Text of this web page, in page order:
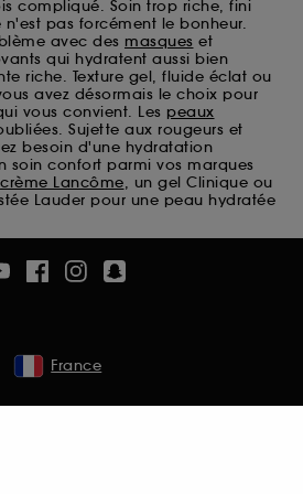
compliqué. Soin trop riche, fini
pas forcément le bonheur.
avec des masques et
qui hydratent aussi bien
riche. Texture gel, fluide éclat ou
avez désormais le choix pour
vous convient. Les peaux
Sujette aux rougeurs et
besoin d'une hydratation
soin confort parmi vos marques
crème Lancôme, un gel Clinique ou
Lauder pour une peau hydratée
France
des paiements en ligne :
de lutter notamment contre les
de paiement et les
:il s’agit de cookies
et/ou la fourniture de
du site, tel que les
qui sont utilisés afin de
de l’authentification
d’accéder à votre
votre identifiant et mot de
techniques, le dépôt et la
vos choix concernant le dépôt